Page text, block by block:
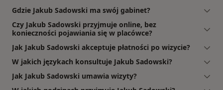
Gdzie Jakub Sadowski ma swój gabinet?
Czy Jakub Sadowski przyjmuje online, bez
konieczności pojawiania się w placówce?
Jak Jakub Sadowski akceptuje płatności po wizycie?
W jakich językach konsultuje Jakub Sadowski?
Jak Jakub Sadowski umawia wizyty?